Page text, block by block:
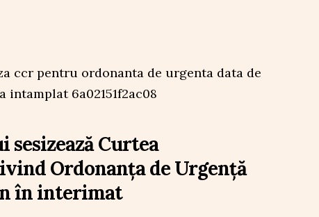
Curtea
Ordonanța de Urgență
în interimat